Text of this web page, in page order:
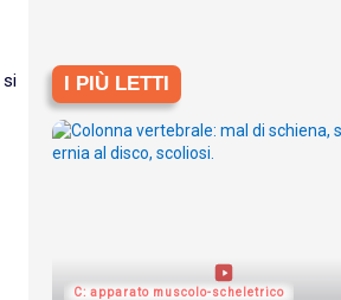
I PIÙ LETTI
C: apparato muscolo-scheletrico